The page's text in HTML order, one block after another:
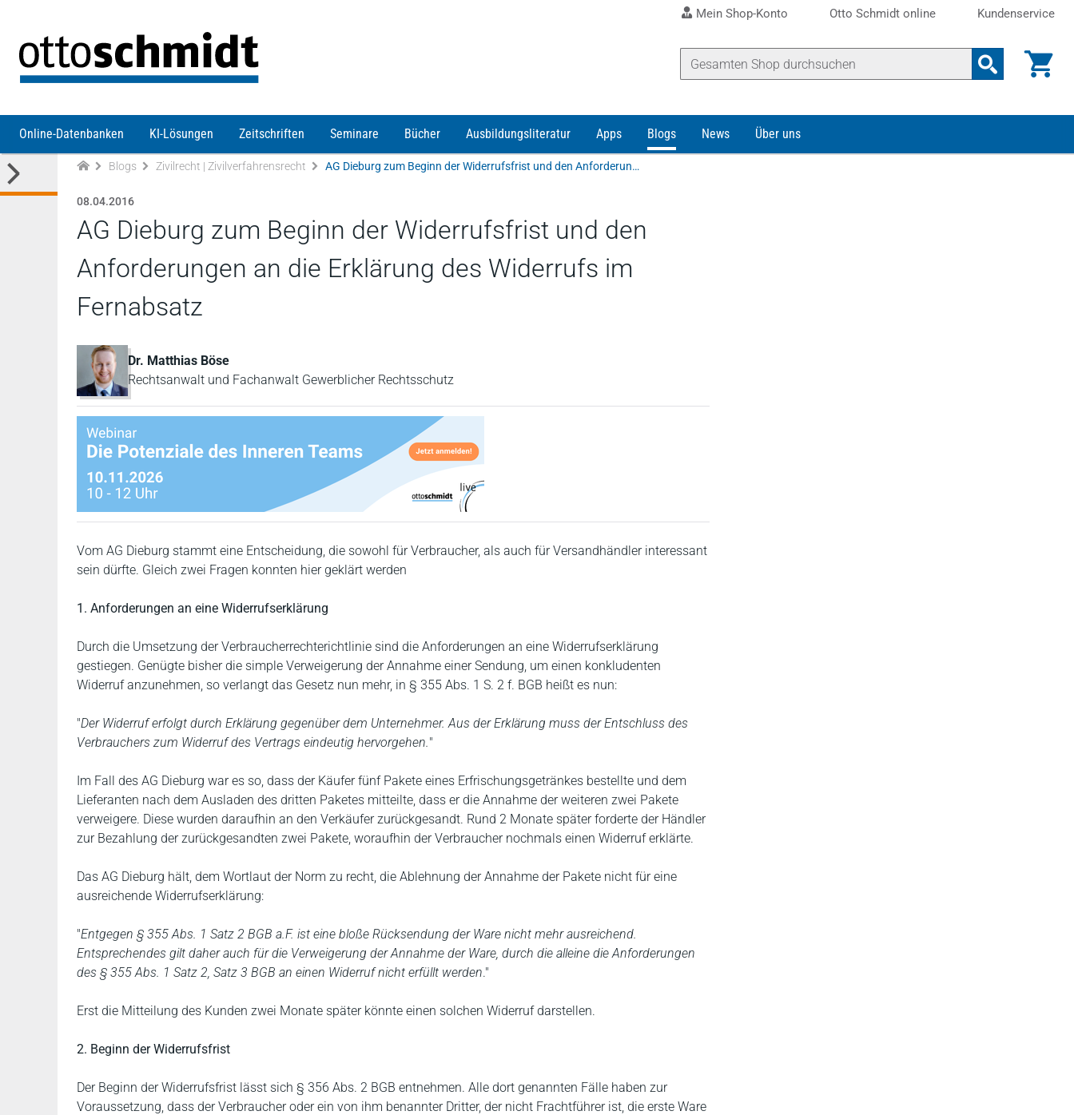
Mein Shop-Konto Otto Schmidt online Kundenservice
Online-Datenbanken KI-Lösungen Zeitschriften Seminare Bücher Ausbildungsliteratur Apps Blogs News Über uns
Blogs Zivilrecht | Zivilverfahrensrecht AG Dieburg zum Beginn der Widerrufsfrist und den Anforderungen an die Erklärung des Widerrufs im Fernabsatz
08.04.2016
AG Dieburg zum Beginn der Widerrufsfrist und den
Anforderungen an die Erklärung des Widerrufs im
Fernabsatz
Dr. Matthias Böse
Rechtsanwalt und Fachanwalt Gewerblicher Rechtsschutz
Vom AG Dieburg stammt eine Entscheidung, die sowohl für Verbraucher, als auch für Versandhändler interessant
sein dürfte. Gleich zwei Fragen konnten hier geklärt werden
1. Anforderungen an eine Widerrufserklärung
Durch die Umsetzung der Verbraucherrechterichtlinie sind die Anforderungen an eine Widerrufserklärung
gestiegen. Genügte bisher die simple Verweigerung der Annahme einer Sendung, um einen konkludenten
Widerruf anzunehmen, so verlangt das Gesetz nun mehr, in § 355 Abs. 1 S. 2 f. BGB heißt es nun:
"Der Widerruf erfolgt durch Erklärung gegenüber dem Unternehmer. Aus der Erklärung muss der Entschluss des
Verbrauchers zum Widerruf des Vertrags eindeutig hervorgehen."
Im Fall des AG Dieburg war es so, dass der Käufer fünf Pakete eines Erfrischungsgetränkes bestellte und dem
Lieferanten nach dem Ausladen des dritten Paketes mitteilte, dass er die Annahme der weiteren zwei Pakete
verweigere. Diese wurden daraufhin an den Verkäufer zurückgesandt. Rund 2 Monate später forderte der Händler
zur Bezahlung der zurückgesandten zwei Pakete, woraufhin der Verbraucher nochmals einen Widerruf erklärte.
Das AG Dieburg hält, dem Wortlaut der Norm zu recht, die Ablehnung der Annahme der Pakete nicht für eine
ausreichende Widerrufserklärung:
"Entgegen § 355 Abs. 1 Satz 2 BGB a.F. ist eine bloße Rücksendung der Ware nicht mehr ausreichend.
Entsprechendes gilt daher auch für die Verweigerung der Annahme der Ware, durch die alleine die Anforderungen
des § 355 Abs. 1 Satz 2, Satz 3 BGB an einen Widerruf nicht erfüllt werden."
Erst die Mitteilung des Kunden zwei Monate später könnte einen solchen Widerruf darstellen.
2. Beginn der Widerrufsfrist
Der Beginn der Widerrufsfrist lässt sich § 356 Abs. 2 BGB entnehmen. Alle dort genannten Fälle haben zur
Voraussetzung, dass der Verbraucher oder ein von ihm benannter Dritter, der nicht Frachtführer ist, die erste Ware